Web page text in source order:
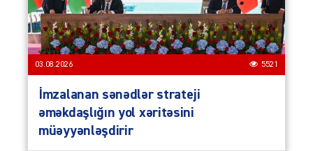
03.08.2026 5521
İmzalanan sənədlər strateji
əməkdaşlığın yol xəritəsini
müəyyənləşdirir